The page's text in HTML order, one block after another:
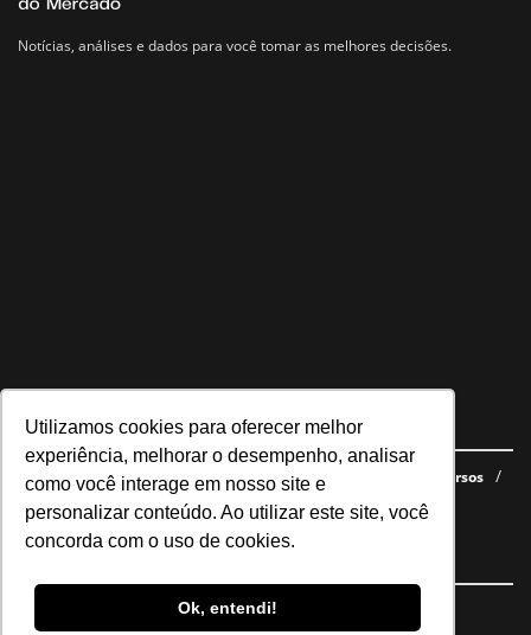
Utilizamos cookies para oferecer melhor
experiência, melhorar o desempenho, analisar
como você interage em nosso site e
personalizar conteúdo. Ao utilizar este site, você
concorda com o uso de cookies.
Ok, entendi!
Notícias, análises e dados para você tomar as melhores decisões.
Navegue no site
Últimas notícias Quem somos E-books gratuitos
Cursos
Política de privacidade